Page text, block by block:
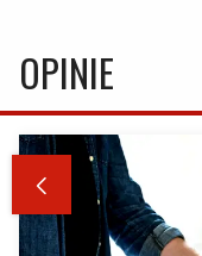
OPINIE
